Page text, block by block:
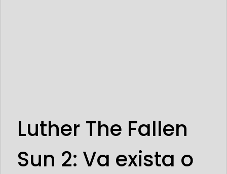
Luther The Fallen
Sun 2: Va exista o